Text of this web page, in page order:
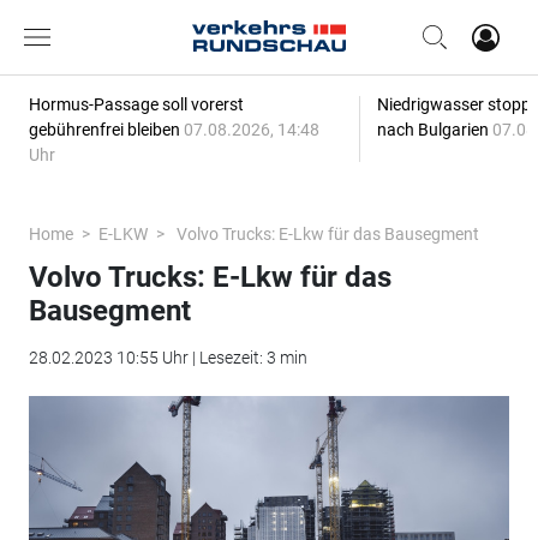
Hormus-Passage soll vorerst
gebührenfrei bleiben 07.08.2026, 14:48
Uhr
Niedrigwasser
nach Bulgarien
Home E-LKW Volvo Trucks: E-Lkw für das Bausegment
Volvo Trucks: E-Lkw für das
Bausegment
28.02.2023 10:55 Uhr | Lesezeit: 3 min